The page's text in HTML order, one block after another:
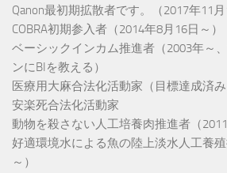
Qanon最初期拡散者です。（2017年11月
COBRA初期参入者（2014年8月16日～）
ベーシックインカム推進者（2003年～
ンにBIを教える）
医療用大麻合法化活動家（目標達成済み
安楽死合法化活動家
動物を殺さない人工培養肉推進者（2011
好適環境水による魚の陸上淡水人工養
～）